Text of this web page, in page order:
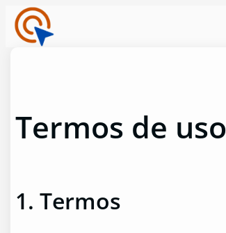
Pular
para
Termos de uso
1. Termos